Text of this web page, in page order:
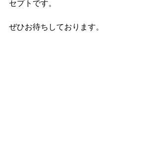
セプトです。
ぜひお待ちしております。